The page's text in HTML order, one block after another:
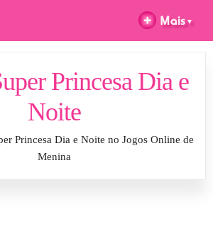
Princesa Dia e
Noite
Princesa Dia e Noite no Jogos Online de
Menina